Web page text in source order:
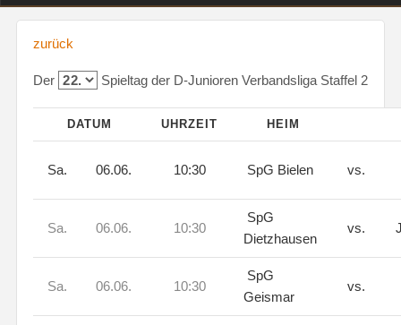
zurück
Der Spieltag der D-Junioren Verbandsliga Staffel 2
DATUM UHRZEIT HEIM
Sa. 06.06. 10:30 SpG Bielen vs.
Sa. 06.06. 10:30
SpG
Dietzhausen
vs.
Sa. 06.06. 10:30
SpG
Geismar
vs.